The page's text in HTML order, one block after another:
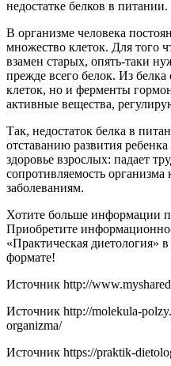
недостатке белков в питании.
В организме человека
множество клеток. Для того
взамен старых, опять-таки
прежде всего белок. Из белка
клеток, но и ферменты
активные вещества,
Так, недостаток белка в
отставанию развития
здоровье взрослых: падает
сопротивляемость
заболеваниям.
Хотите больше информации
Приобретите
«Практическая диетология»
формате!
Источник http://
Источник http://molekula-
organizma/
Источник https://praktik-